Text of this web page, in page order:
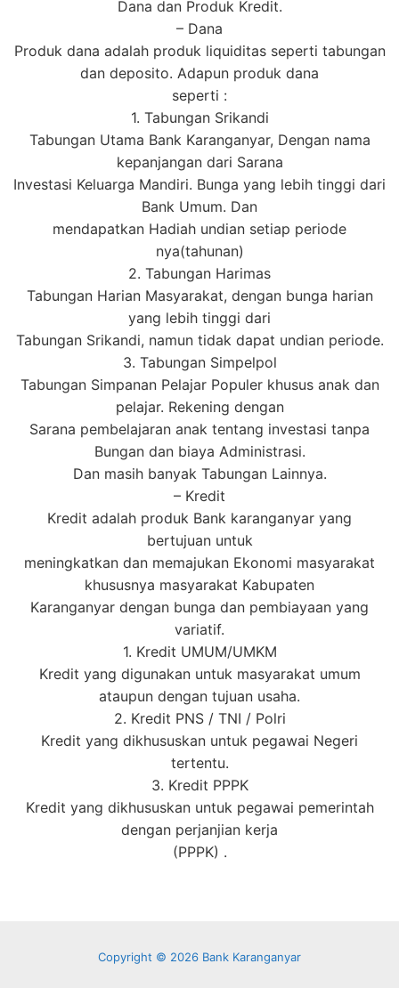
Dana dan Produk Kredit.
– Dana
Produk dana adalah produk liquiditas seperti tabungan
dan deposito. Adapun produk dana
seperti :
1. Tabungan Srikandi
Tabungan Utama Bank Karanganyar, Dengan nama
kepanjangan dari Sarana
Investasi Keluarga Mandiri. Bunga yang lebih tinggi dari
Bank Umum. Dan
mendapatkan Hadiah undian setiap periode
nya(tahunan)
2. Tabungan Harimas
Tabungan Harian Masyarakat, dengan bunga harian
yang lebih tinggi dari
Tabungan Srikandi, namun tidak dapat undian periode.
3. Tabungan Simpelpol
Tabungan Simpanan Pelajar Populer khusus anak dan
pelajar. Rekening dengan
Sarana pembelajaran anak tentang investasi tanpa
Bungan dan biaya Administrasi.
Dan masih banyak Tabungan Lainnya.
– Kredit
Kredit adalah produk Bank karanganyar yang
bertujuan untuk
meningkatkan dan memajukan Ekonomi masyarakat
khususnya masyarakat Kabupaten
Karanganyar dengan bunga dan pembiayaan yang
variatif.
1. Kredit UMUM/UMKM
Kredit yang digunakan untuk masyarakat umum
ataupun dengan tujuan usaha.
2. Kredit PNS / TNI / Polri
Kredit yang dikhususkan untuk pegawai Negeri
tertentu.
3. Kredit PPPK
Kredit yang dikhususkan untuk pegawai pemerintah
dengan perjanjian kerja
(PPPK) .
Copyright © 2026 Bank Karanganyar